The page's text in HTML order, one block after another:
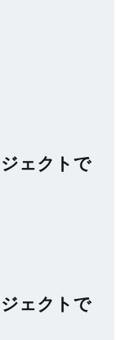
ェクトで
ェクトで